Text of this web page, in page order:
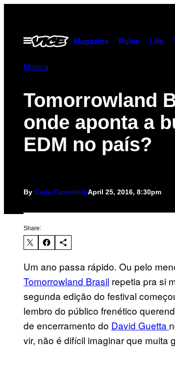
contentOpen
Menu
Magazine Pulse Life
Música
Tomorrowland
onde aponta a
EDM no país?
By Carla CastellottiApril 25, 2016, 8:30pm
Share:
Um ano passa rápido. Ou pelo
Tomorrowland Brasil repetia pra si
segunda edição do festival
lembro do público frenético
de encerramento do David Guetta
vir, não é difícil imaginar que muita